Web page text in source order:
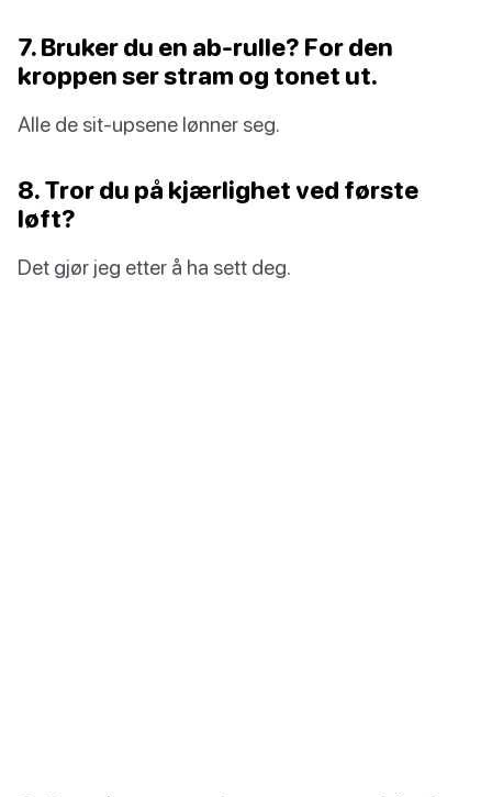
7. Bruker du en ab-rulle? For den
kroppen ser stram og tonet ut.
Alle de sit-upsene lønner seg.
8. Tror du på kjærlighet ved første
løft?
Det gjør jeg etter å ha sett deg.